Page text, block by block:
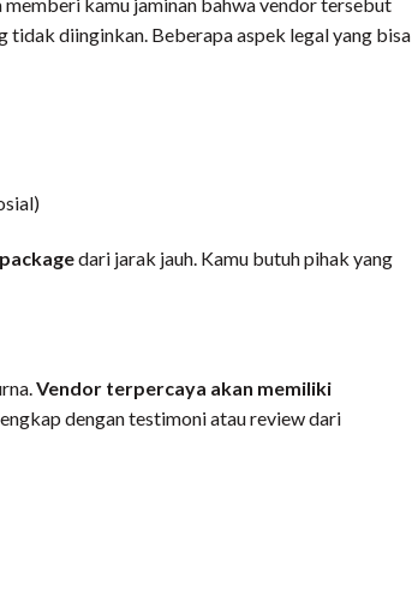
diinginkan. Beberapa aspek legal yang bisa
dari jarak jauh. Kamu butuh pihak yang
Vendor terpercaya akan memiliki
lengkap dengan testimoni atau review dari